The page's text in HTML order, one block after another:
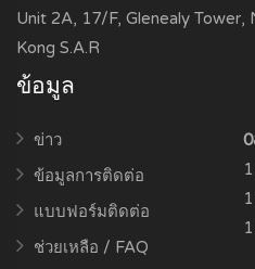
Unit 2A, 17/F, Glenealy Tower,
Kong S.A.R
ข้อมูล
ข่าว
ข้อมูลการติดต่อ
แบบฟอร์มติดต่อ
ช่วยเหลือ / FAQ